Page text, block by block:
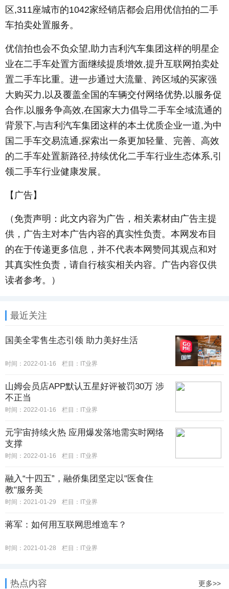
区,311座城市的1042家经销店都会启用优信拍的二手
车拍卖处置服务。
优信拍也会不负众望,助力吉利汽车集团这样的明星企
业在二手车处置方面继续提质增效,提升互联网拍卖处
置二手车比重。进一步通过大流量、跨区域的买家强
大购买力,以及覆盖全国的车辆交付网络优势,以服务促
合作,以服务争高效,在国家大力倡导二手车全域流通的
背景下,与吉利汽车集团这样的本土优质企业一道,为中
国二手车交易流通,探索出一条更加轻量、完善、高效
的二手车处置新路径,持续优化二手车行业生态体系,引
领二手车行业健康发展。
【广告】
（免责声明：此文内容为广告，相关素材由广告主提
供，广告主对本广告内容的真实性负责。本网发布目
的在于传递更多信息，并不代表本网赞同其观点和对
其真实性负责，请自行核实相关内容。广告内容仅供
读者参考。）
最近关注
国美全零售生态引领 助力美好生活
时间：2022-01-16 栏目：IT业界
山姆会员店APP默认五星好评被罚30万 涉
不正当
时间：2022-01-16 栏目：IT业界
元宇宙持续火热 应用爆发落地需实时网络
支撑
时间：2022-01-16 栏目：IT业界
融入“十四五”，融侨集团坚定以"医食住
教"服务美
时间：2021-01-29 栏目：IT业界
蒋军：如何用互联网思维造车？
时间：2021-01-28 栏目：IT业界
热点内容 更多>>